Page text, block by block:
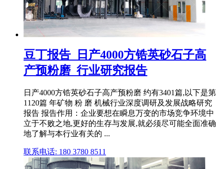
豆丁报告_日产4000方锆英砂石子高
产预粉磨_行业研究报告
日产4000方锆英砂石子高产预粉磨 约有3401篇,以下是第
1120篇 年矿物 粉 磨 机械行业深度调研及发展战略研究
报告 报告作用：企业要想在瞬息万变的市场竞争环境中
立于不败之地,更好的生存与发展,就必须尽可能全面准确
地了解与本行业有关的 ...
联系电话: 180 3780 8511